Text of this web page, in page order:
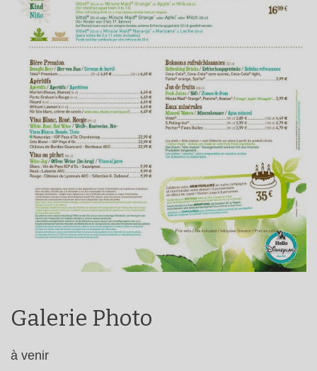
Galerie Photo
à venir